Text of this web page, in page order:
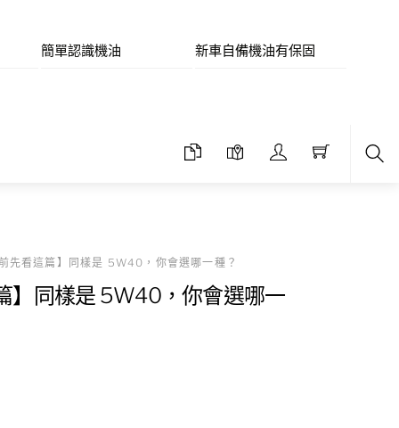
簡單認識機油 新車自備機油有保固
先看這篇】同樣是 5W40，你會選哪一種？
】同樣是 5W40，你會選哪一